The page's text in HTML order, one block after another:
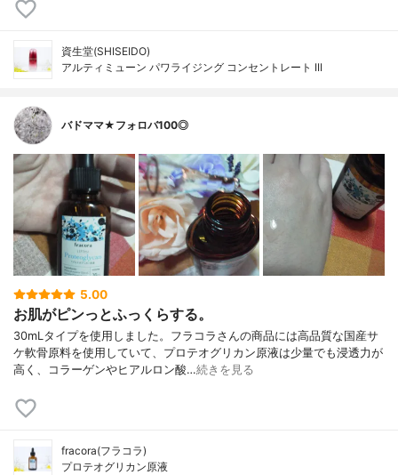
資生堂(SHISEIDO)
アルティミューン パワライジング コンセントレート III
バドママ★フォロバ100◎
5.00
お肌がピンっとふっくらする。
30mLタイプを使用しました。フラコラさんの商品には高品質な国産サ
ケ軟骨原料を使用していて、プロテオグリカン原液は少量でも浸透力が
高く、コラーゲンやヒアルロン酸…続きを見る
fracora(フラコラ)
プロテオグリカン原液